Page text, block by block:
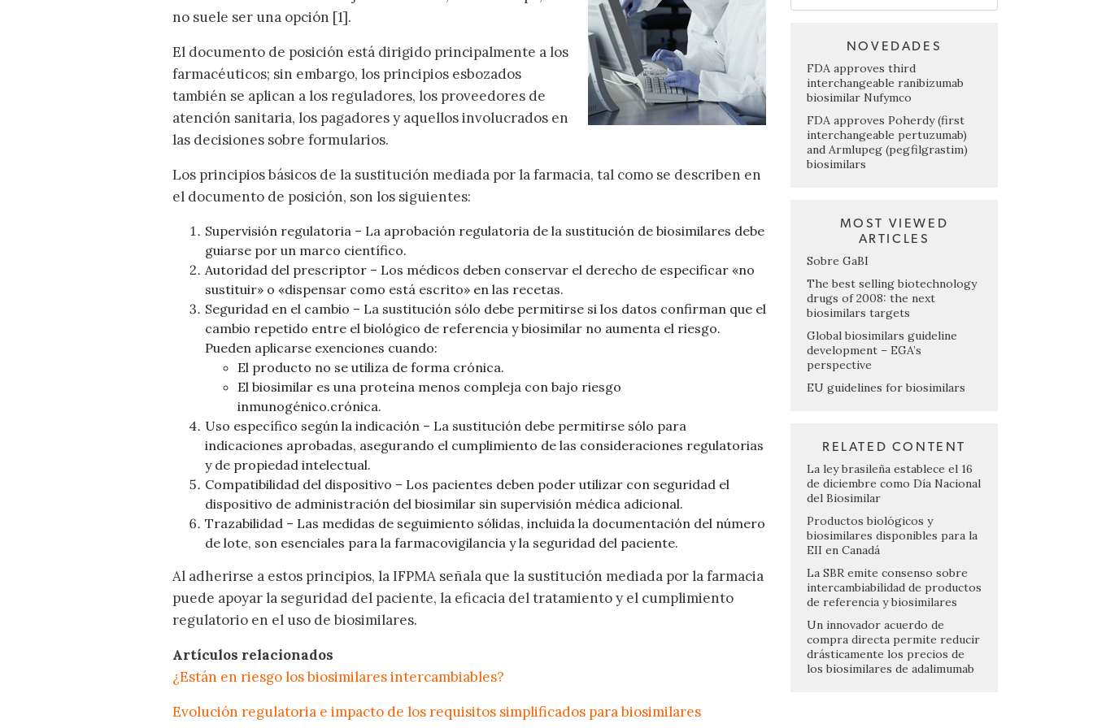
no suele ser una opción [1].
El documento de posición está dirigido principalmente a los
farmacéuticos; sin embargo, los principios esbozados
también se aplican a los reguladores, los proveedores de
atención sanitaria, los pagadores y aquellos involucrados en
las decisiones sobre formularios.
Los principios básicos de la sustitución mediada por la farmacia, tal como se describen en
el documento de posición, son los siguientes:
Supervisión regulatoria – La aprobación regulatoria de la sustitución de biosimilares debe
guiarse por un marco científico.
Autoridad del prescriptor – Los médicos deben conservar el derecho de especificar «no
sustituir» o «dispensar como está escrito» en las recetas.
Seguridad en el cambio – La sustitución sólo debe permitirse si los datos confirman que el
cambio repetido entre el biológico de referencia y biosimilar no aumenta el riesgo.
Pueden aplicarse exenciones cuando:
El producto no se utiliza de forma crónica.
El biosimilar es una proteína menos compleja con bajo riesgo
inmunogénico.crónica.
Uso específico según la indicación – La sustitución debe permitirse sólo para
indicaciones aprobadas, asegurando el cumplimiento de las consideraciones regulatorias
y de propiedad intelectual.
Compatibilidad del dispositivo – Los pacientes deben poder utilizar con seguridad el
dispositivo de administración del biosimilar sin supervisión médica adicional.
Trazabilidad – Las medidas de seguimiento sólidas, incluida la documentación del número
de lote, son esenciales para la farmacovigilancia y la seguridad del paciente.
Al adherirse a estos principios, la IFPMA señala que la sustitución mediada por la farmacia
puede apoyar la seguridad del paciente, la eficacia del tratamiento y el cumplimiento
regulatorio en el uso de biosimilares.
Artículos relacionados
¿Están en riesgo los biosimilares intercambiables?
Evolución regulatoria e impacto de los requisitos simplificados para biosimilares
NOVEDADES
FDA approves third
interchangeable ranibizumab
biosimilar Nufymco
FDA approves Poherdy (first
interchangeable pertuzumab)
and Armlupeg (pegfilgrastim)
biosimilars
MOST VIEWED
ARTICLES
Sobre GaBI
The best selling biotechnology
drugs of 2008: the next
biosimilars targets
Global biosimilars guideline
development – EGA’s
perspective
EU guidelines for biosimilars
RELATED CONTENT
La ley brasileña establece el 16
de diciembre como Día Nacional
del Biosimilar
Productos biológicos y
biosimilares disponibles para la
EII en Canadá
La SBR emite consenso sobre
intercambiabilidad de productos
de referencia y biosimilares
Un innovador acuerdo de
compra directa permite reducir
drásticamente los precios de
los biosimilares de adalimumab